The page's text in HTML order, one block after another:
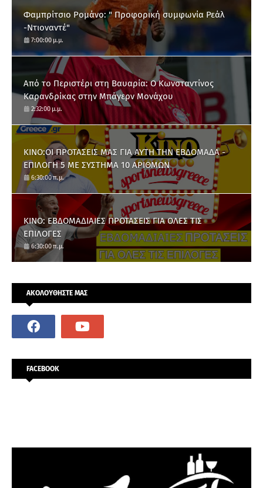
Φαμπρίτσιο Ρομάνο: " Προφορική συμφωνία Ρεάλ
-Ντιοναντέ"
7:00:00 μ.μ.
Από το Περιστέρι στη Βαυαρία: O Κωνσταντίνος
Καρανδρίκας στην Μπάγερν Μονάχου
2:32:00 μ.μ.
ΚΙΝΟ:ΟΙ ΠΡΟΤΑΣΕΙΣ ΜΑΣ ΓΙΑ ΑΥΤΗ ΤΗΝ ΕΒΔΟΜΑΔΑ -
ΕΠΙΛΟΓΗ 5 ΜΕ ΣΥΣΤΗΜΑ 10 ΑΡΙΘΜΩΝ
6:30:00 π.μ.
ΚΙΝΟ: ΕΒΔΟΜΑΔΙΑΙΕΣ ΠΡΟΤΑΣΕΙΣ ΓΙΑ ΟΛΕΣ ΤΙΣ
ΕΠΙΛΟΓΕΣ
6:30:00 π.μ.
ΑΚΟΛΟΥΘΗΣΤΕ ΜΑΣ
FACEBOOK